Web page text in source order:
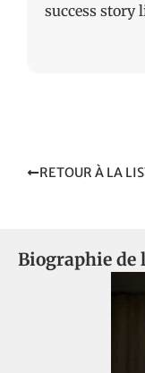
success story
RETOUR À LA
Biographie de